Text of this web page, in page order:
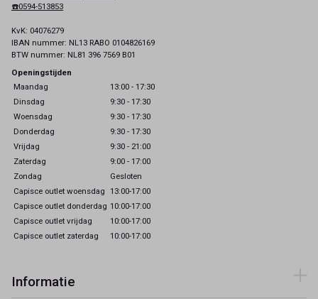
☎️0594-513853
KvK: 04076279
IBAN nummer: NL13 RABO 0104826169
BTW nummer: NL81 396 7569 B01
Openingstijden
Maandag
13:00 - 17:30
Dinsdag
9:30 - 17:30
Woensdag
9:30 - 17:30
Donderdag
9:30 - 17:30
Vrijdag
9:30 - 21:00
Zaterdag
9:00 - 17:00
Zondag
Gesloten
Capisce outlet woensdag 13:00-17:00
Capisce outlet donderdag 10:00-17:00
Capisce outlet vrijdag
10:00-17:00
Capisce outlet zaterdag
10:00-17:00
Informatie